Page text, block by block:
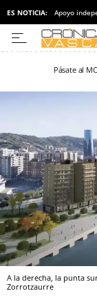
ES NOTICIA: Apoyo
Pásate al
A la derecha, la punta
Zorrotzaurre